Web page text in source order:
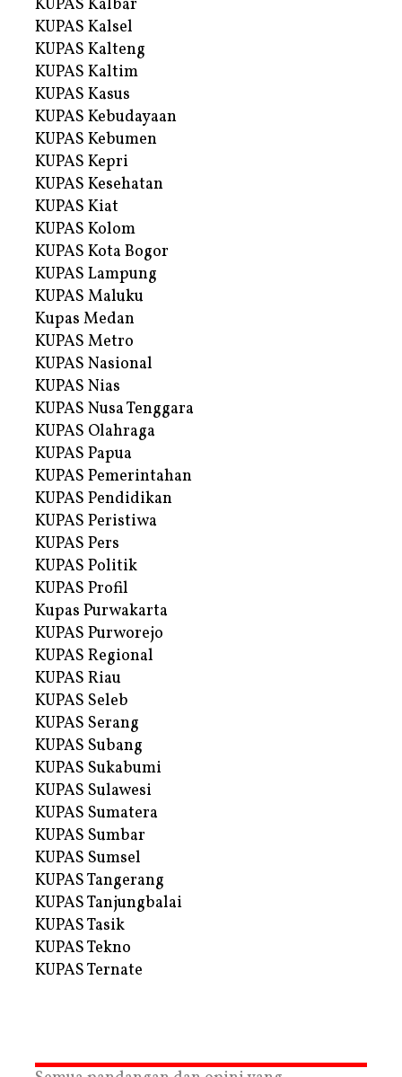
KUPAS Kalbar
KUPAS Kalsel
KUPAS Kalteng
KUPAS Kaltim
KUPAS Kasus
KUPAS Kebudayaan
KUPAS Kebumen
KUPAS Kepri
KUPAS Kesehatan
KUPAS Kiat
KUPAS Kolom
KUPAS Kota Bogor
KUPAS Lampung
KUPAS Maluku
Kupas Medan
KUPAS Metro
KUPAS Nasional
KUPAS Nias
KUPAS Nusa Tenggara
KUPAS Olahraga
KUPAS Papua
KUPAS Pemerintahan
KUPAS Pendidikan
KUPAS Peristiwa
KUPAS Pers
KUPAS Politik
KUPAS Profil
Kupas Purwakarta
KUPAS Purworejo
KUPAS Regional
KUPAS Riau
KUPAS Seleb
KUPAS Serang
KUPAS Subang
KUPAS Sukabumi
KUPAS Sulawesi
KUPAS Sumatera
KUPAS Sumbar
KUPAS Sumsel
KUPAS Tangerang
KUPAS Tanjungbalai
KUPAS Tasik
KUPAS Tekno
KUPAS Ternate